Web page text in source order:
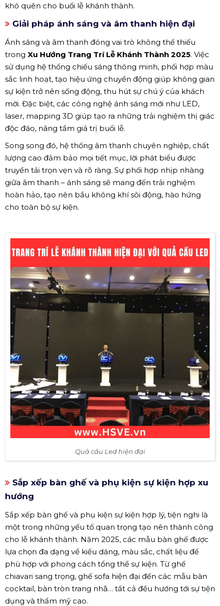
khó quên cho buổi lễ khánh thành.
Giải pháp ánh sáng và âm thanh hiện đại
Ánh sáng và âm thanh đóng vai trò không thể thiếu
trong Xu Hướng Trang Trí Lễ Khánh Thành 2025. Việc
sử dụng hệ thống chiếu sáng thông minh, phối hợp màu
sắc linh hoạt, tạo hiệu ứng chuyển động giúp không gian
sự kiện trở nên sống động, thu hút sự chú ý của khách
mời. Đặc biệt, các công nghệ ánh sáng mới như LED,
laser, mapping 3D giúp tạo ra những trải nghiệm thị giác
độc đáo, nâng tầm giá trị buổi lễ.
Song song đó, hệ thống âm thanh chuyên nghiệp, chất
lượng cao đảm bảo mọi tiết mục, lời phát biểu được
truyền tải trọn vẹn và rõ ràng. Sự phối hợp nhịp nhàng
giữa âm thanh – ánh sáng sẽ mang đến trải nghiệm
hoàn hảo, tạo nên bầu không khí sôi động, hào hứng
cho toàn bộ sự kiện.
Quả cầu Led hiện đại
Sắp xếp bàn ghế và phụ kiện sự kiện hợp xu
hướng
Sắp xếp bàn ghế và phụ kiện sự kiện hợp lý, tiện nghi là
một trong những yếu tố quan trọng tạo nên thành công
cho lễ khánh thành. Năm 2025, các mẫu bàn ghế được
lựa chọn đa dạng về kiểu dáng, màu sắc, chất liệu để
phù hợp với phong cách tổng thể sự kiện. Từ ghế
chiavari sang trọng, ghế sofa hiện đại đến các mẫu bàn
cocktail, bàn tròn trang nhã… tất cả đều hướng tới sự tiện
dụng và thẩm mỹ cao.